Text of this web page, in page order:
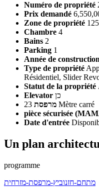
Numéro de propriété
Prix demandé
Zone de propriété 125
Chambre 4
Bains 2
Parking 1
Année de construction
Type de propriété
Résidentiel, Slider
Statut de la propriété
Elevator כן
מרפסת 23 Mètre carré
pièce sécurisée
Date d'entrée
Un plan
programme
מתחם-חזנוביץ-מרפסת-מזרחית